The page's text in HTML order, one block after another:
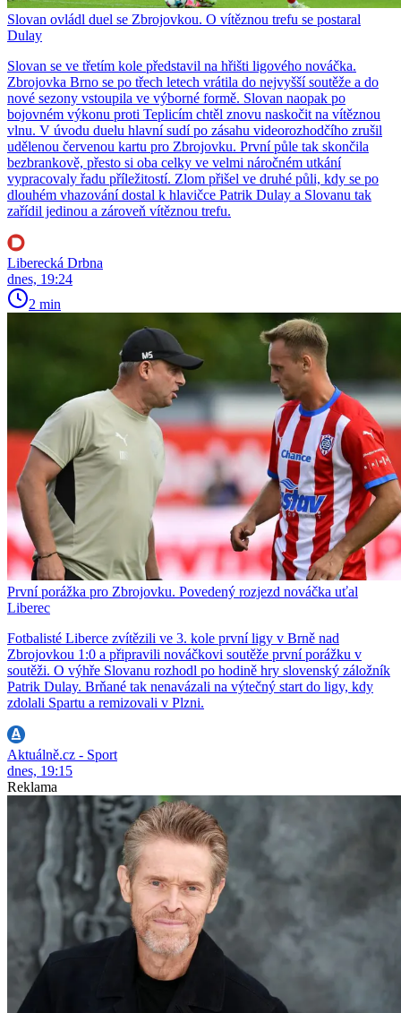
Slovan ovládl duel se Zbrojovkou. O vítěznou trefu se postaral
Dulay
Slovan se ve třetím kole představil na hřišti ligového nováčka.
Zbrojovka Brno se po třech letech vrátila do nejvyšší soutěže a do
nové sezony vstoupila ve výborné formě. Slovan naopak po
bojovném výkonu proti Teplicím chtěl znovu naskočit na vítěznou
vlnu. V úvodu duelu hlavní sudí po zásahu videorozhodčího zrušil
udělenou červenou kartu pro Zbrojovku. První půle tak skončila
bezbrankově, přesto si oba celky ve velmi náročném utkání
vypracovaly řadu příležitostí. Zlom přišel ve druhé půli, kdy se po
dlouhém vhazování dostal k hlavičce Patrik Dulay a Slovanu tak
zařídil jedinou a zároveň vítěznou trefu.
Liberecká Drbna
dnes, 19:24
2 min
První porážka pro Zbrojovku. Povedený rozjezd nováčka uťal
Liberec
Fotbalisté Liberce zvítězili ve 3. kole první ligy v Brně nad
Zbrojovkou 1:0 a připravili nováčkovi soutěže první porážku v
soutěži. O výhře Slovanu rozhodl po hodině hry slovenský záložník
Patrik Dulay. Brňané tak nenavázali na výtečný start do ligy, kdy
zdolali Spartu a remizovali v Plzni.
Aktuálně.cz - Sport
dnes, 19:15
Reklama